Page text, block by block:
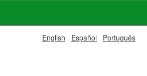
English Español Português